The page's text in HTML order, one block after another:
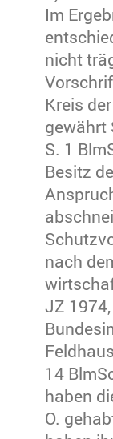
Im
nicht
Kreis
gewährt
S. 1
Besitz
nach
JZ
14
haben
O.